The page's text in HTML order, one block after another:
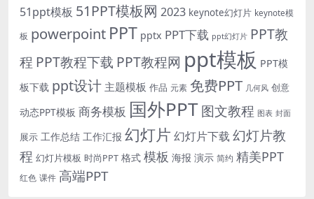
51ppt模板 51PPT模板网 2023 keynote幻灯片 keynote模
板 powerpoint PPT pptx PPT下载 ppt幻灯片 PPT教
程 PPT教程下载 PPT教程网 ppt模板 PPT模
板下载 ppt设计 主题模板 作品 元素 免费PPT 几何风 创意
动态PPT模板 商务模板 国外PPT图文教程 图表 封面
展示 工作总结 工作汇报 幻灯片 幻灯片下载 幻灯片教
程 幻灯片模板 时尚PPT 格式 模板 海报 演示 简约 精美PPT
红色 课件 高端PPT